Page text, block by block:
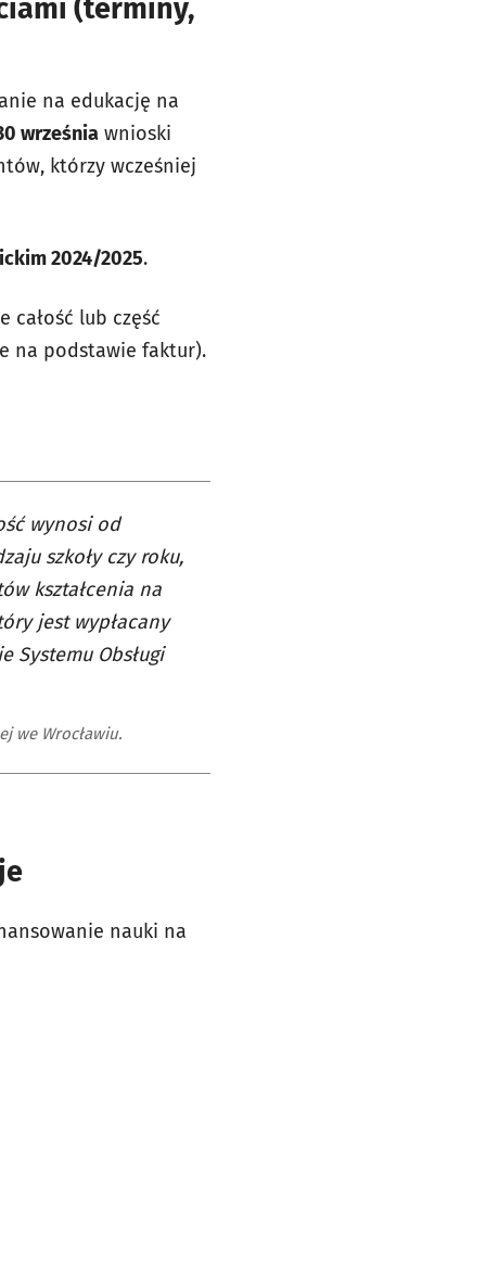
(terminy,
na edukację na
września wnioski
którzy wcześniej
2024/2025.
całość lub część
na podstawie faktur).
wynosi od
szkoły czy roku,
kształcenia na
jest wypłacany
Systemu Obsługi
we Wrocławiu.
nauki na